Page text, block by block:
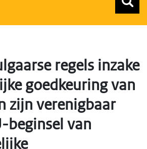
regels inzake
goedkeuring van
zijn verenigbaar
beginsel van